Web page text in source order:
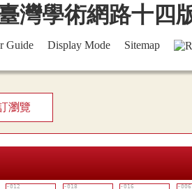
Guide Display Mode Sitemap
瀏覽